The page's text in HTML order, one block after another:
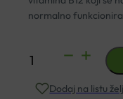
normalno
SOLGAR
METILKOBALAMIN
Dodaj na listu